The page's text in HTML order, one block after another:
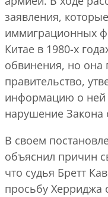
заявления,
иммиграционных
Китае в 1980-х
обвинения, но она
правительство,
информацию о ней
нарушение Закона
В своем
объяснил причин
что судья Бретт
просьбу Херриджа